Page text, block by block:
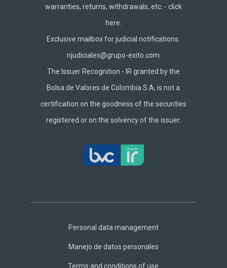
warranties, returns, withdrawals, etc. - click
here.
Exclusive mailbox for judicial notifications:
njudiciales@grupo-exito.com
The Issuer Recognition - IR granted by the
Bolsa de Valores de Colombia S.A, is not a
certification on the goodness of the securities
registered or on the solvency of the issuer.
Footer
Personal data management
Manejo de datos personales
Terms and conditions of use